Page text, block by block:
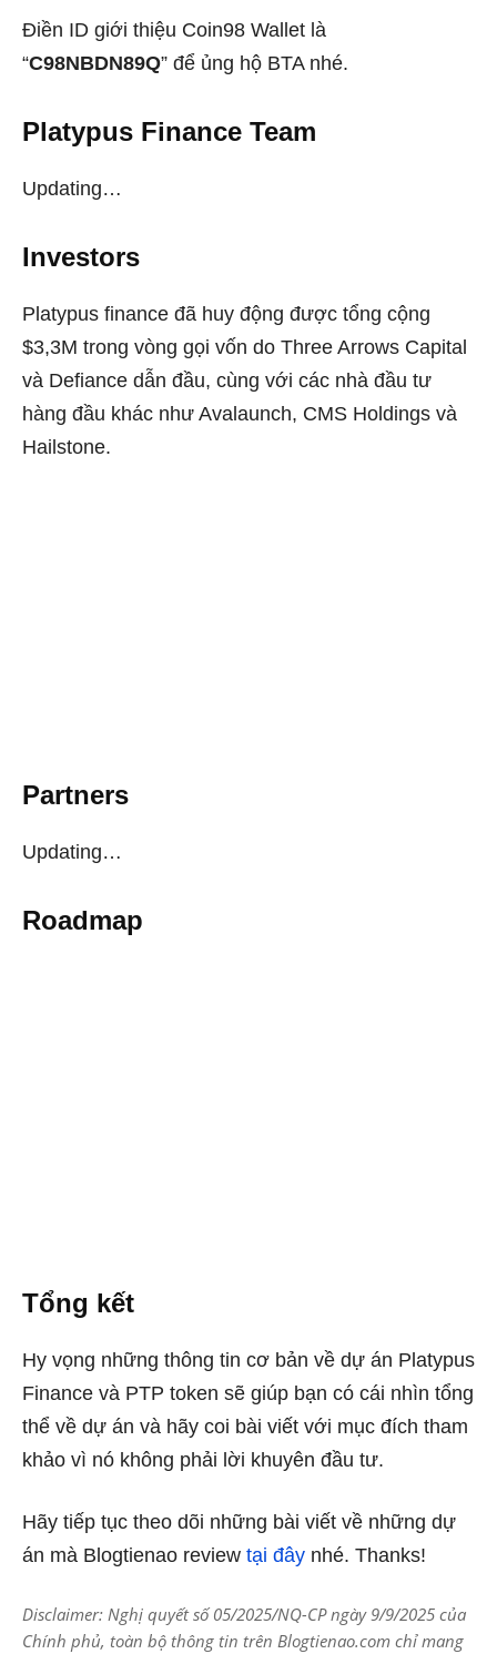
Điền ID giới thiệu Coin98 Wallet là
“C98NBDN89Q” để ủng hộ BTA nhé.
Platypus Finance Team
Updating…
Investors
Platypus finance đã huy động được tổng cộng
$3,3M trong vòng gọi vốn do Three Arrows Capital
và Defiance dẫn đầu, cùng với các nhà đầu tư
hàng đầu khác như Avalaunch, CMS Holdings và
Hailstone.
Partners
Updating…
Roadmap
Tổng kết
Hy vọng những thông tin cơ bản về dự án Platypus
Finance và PTP token sẽ giúp bạn có cái nhìn tổng
thể về dự án và hãy coi bài viết với mục đích tham
khảo vì nó không phải lời khuyên đầu tư.
Hãy tiếp tục theo dõi những bài viết về những dự
án mà Blogtienao review tại đây nhé. Thanks!
Disclaimer: Nghị quyết số 05/2025/NQ-CP ngày 9/9/2025 của
Chính phủ, toàn bộ thông tin trên Blogtienao.com chỉ mang